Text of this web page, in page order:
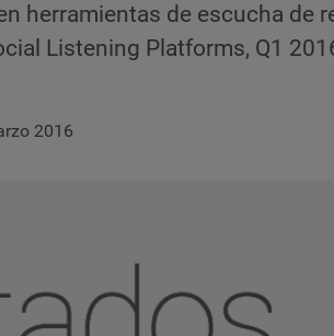
herramientas de escucha de
Listening Platforms, Q1
2016